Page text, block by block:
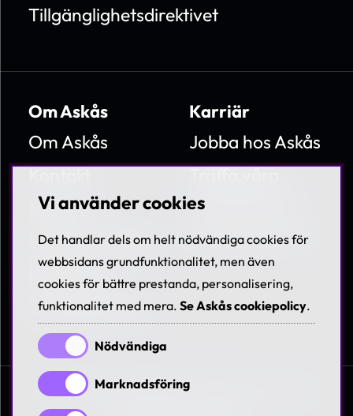
Tillgänglighetsdirektivet
Om Askås
Om Askås
Nyheter
Villkor & Policies
Hållbarhet
Visselblåsning
Karriär
Jobba hos Askås
medarbetare
Lediga tjänster
© 1997-2026 Askås I&R AB. All rights reserved. Se
Vi använder cookies
Det handlar dels om helt nödvändiga cookies för
webbsidans grundfunktionalitet, men även
cookies för bättre prestanda, personalisering,
funktionalitet med mera. Se Askås cookiepolicy.
Nödvändiga
Marknadsföring